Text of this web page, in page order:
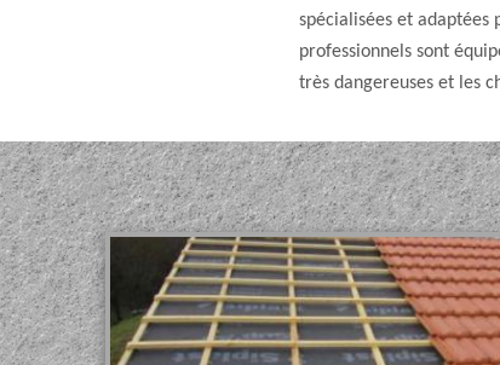
spécialisées et
professionnels sont
très dangereuses et les